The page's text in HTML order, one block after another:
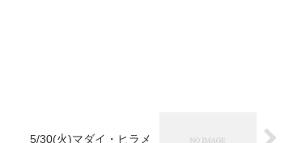
5/30(火)マダイ・ヒラメ